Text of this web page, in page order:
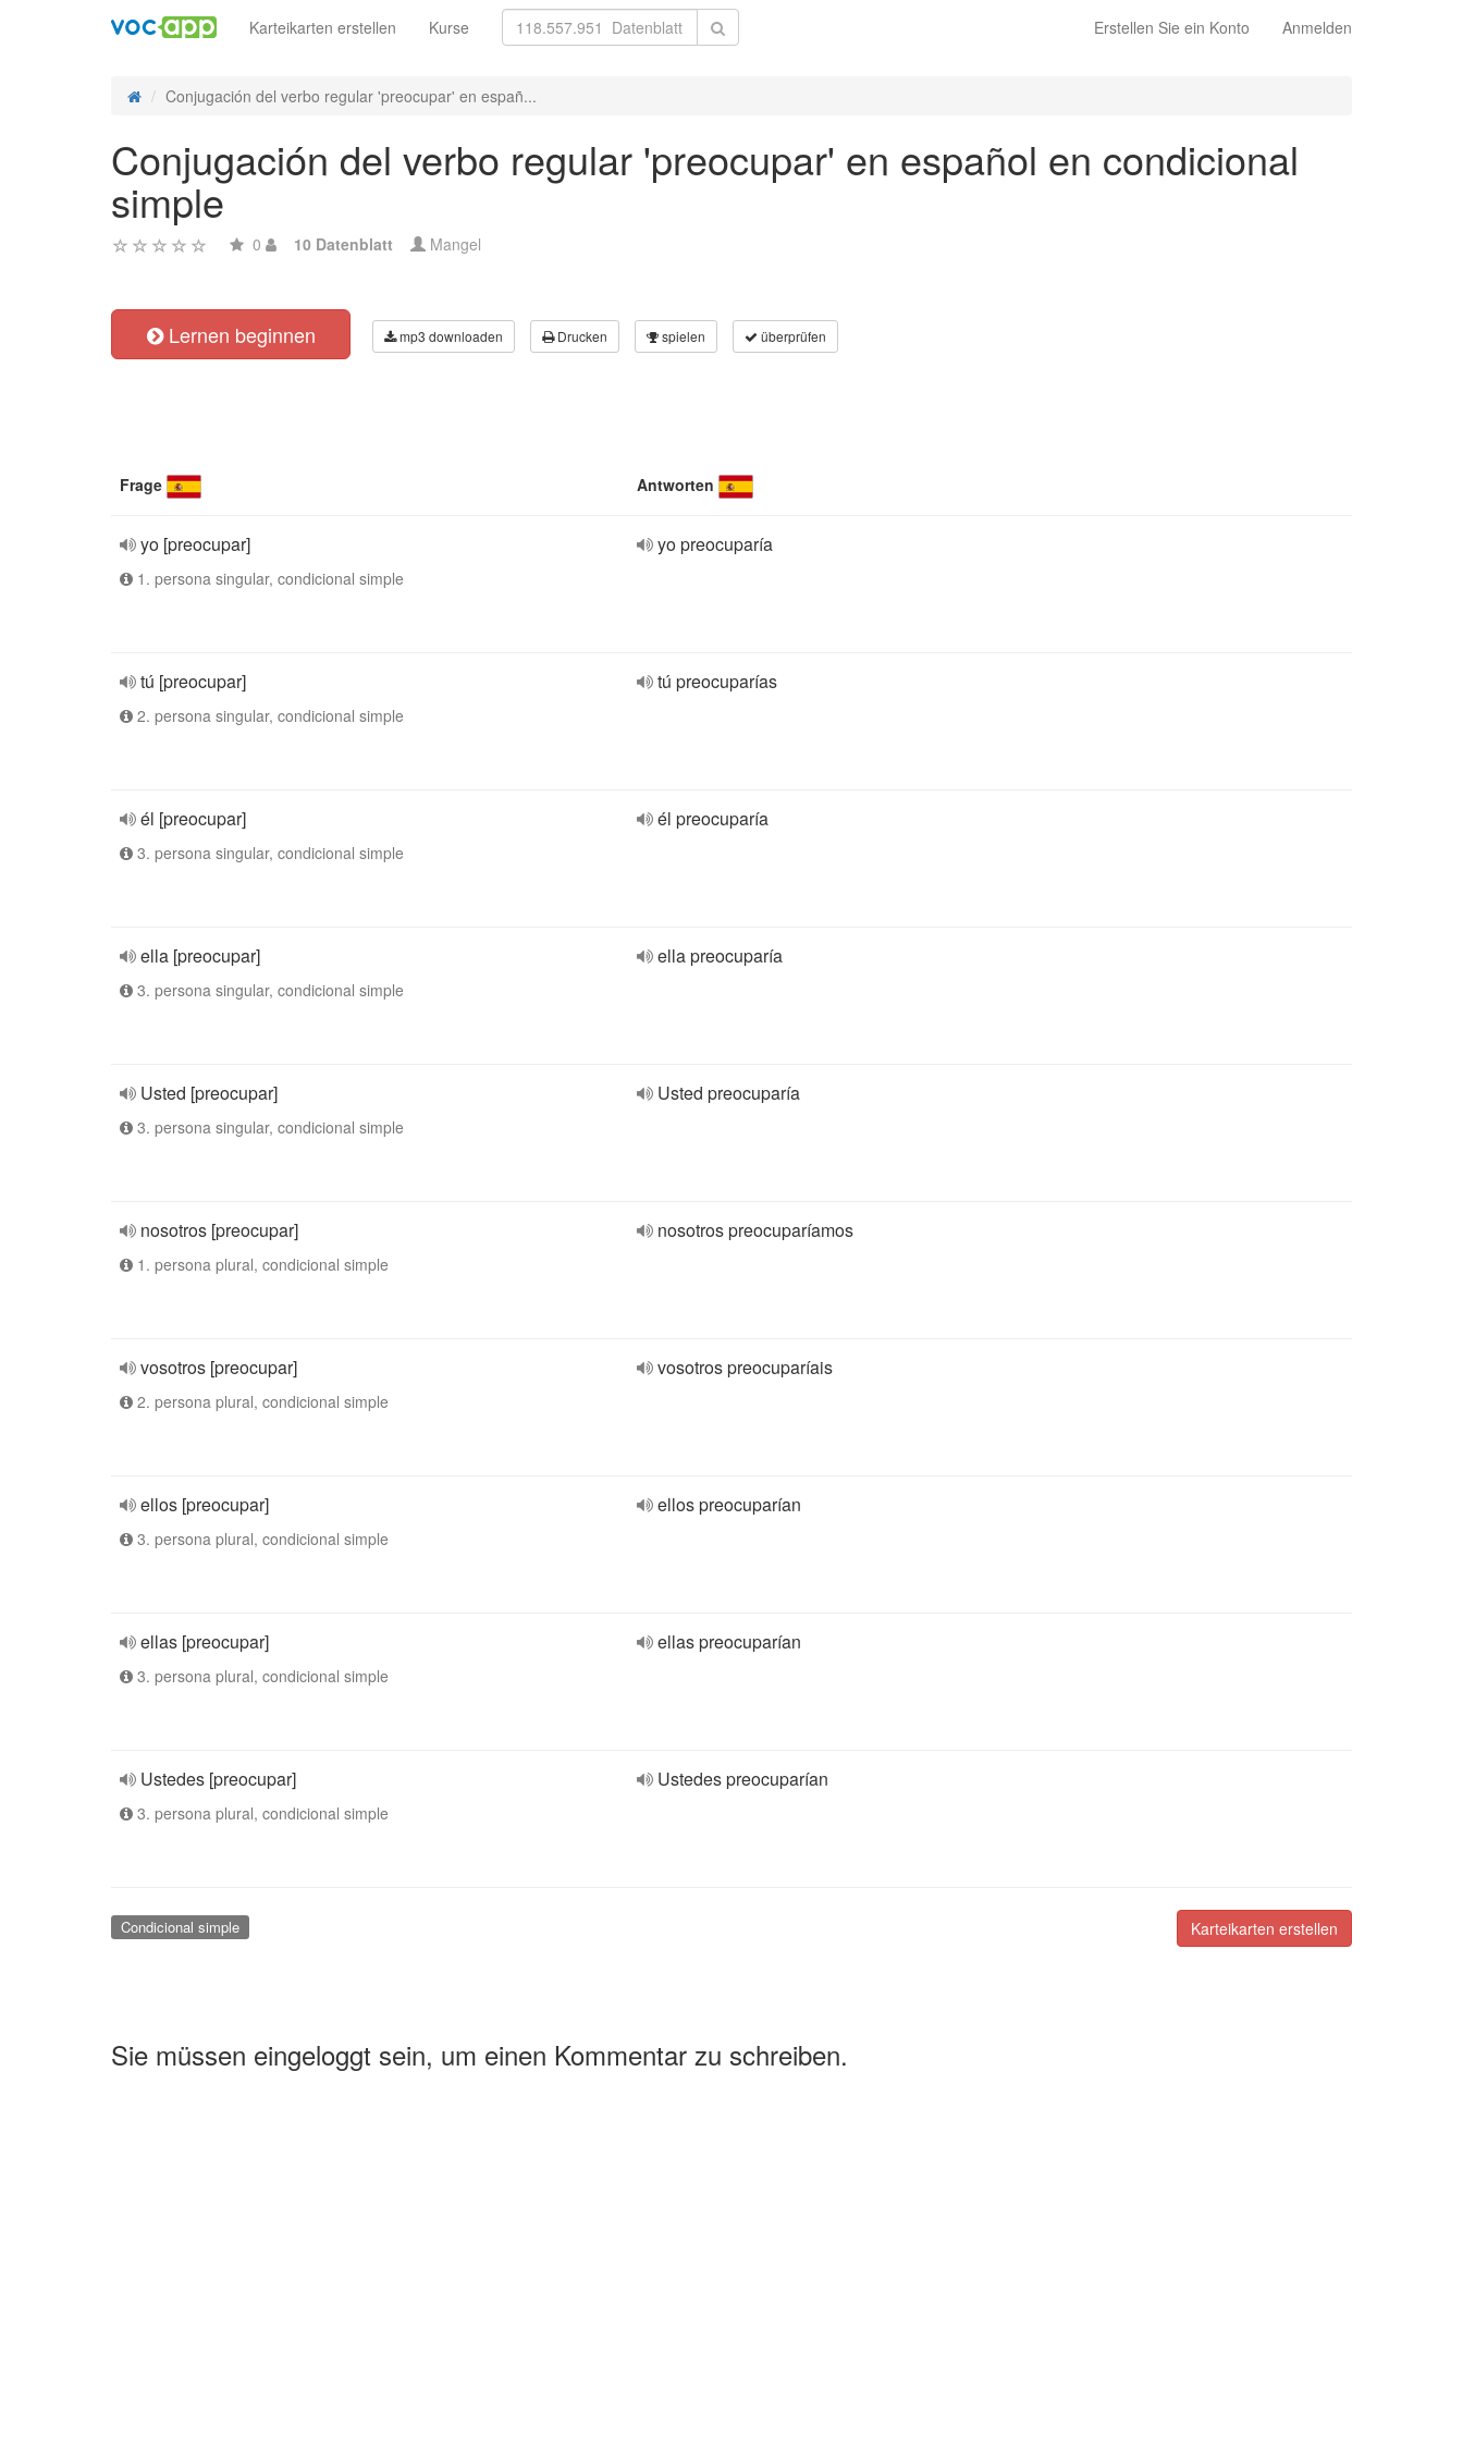
Erstellen Sie ein Konto Anmelden
Karteikarten erstellen Kurse
Conjugación del verbo regular 'preocupar' en españ...
Conjugación del verbo regular 'preocupar' en español en condicional
simple
0 10 Datenblatt Mangel
Lernen beginnen mp3 downloaden Drucken spielen überprüfen
Frage Antworten
yo [preocupar]
1. persona singular, condicional simple
yo preocuparía
tú [preocupar]
2. persona singular, condicional simple
tú preocuparías
él [preocupar]
3. persona singular, condicional simple
él preocuparía
ella [preocupar]
3. persona singular, condicional simple
ella preocuparía
Usted [preocupar]
3. persona singular, condicional simple
Usted preocuparía
nosotros [preocupar]
1. persona plural, condicional simple
nosotros preocuparíamos
vosotros [preocupar]
2. persona plural, condicional simple
vosotros preocuparíais
ellos [preocupar]
3. persona plural, condicional simple
ellos preocuparían
ellas [preocupar]
3. persona plural, condicional simple
ellas preocuparían
Ustedes [preocupar]
3. persona plural, condicional simple
Ustedes preocuparían
Karteikarten erstellen
Condicional simple
Sie müssen eingeloggt sein, um einen Kommentar zu schreiben.